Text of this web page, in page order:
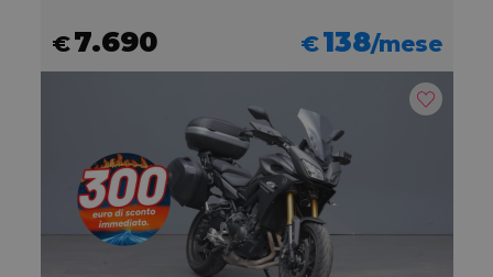
€7.690 €138/mese